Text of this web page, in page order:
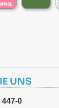
UNS
447-0